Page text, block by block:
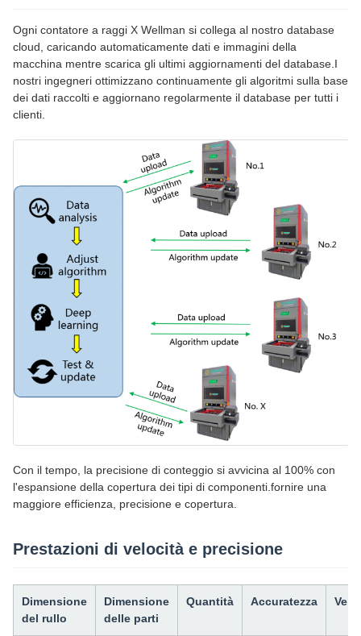
Ogni contatore a raggi X Wellman si collega al nostro database
cloud, caricando automaticamente dati e immagini della
macchina mentre scarica gli ultimi aggiornamenti del database.I
nostri ingegneri ottimizzano continuamente gli algoritmi sulla base
dei dati raccolti e aggiornano regolarmente il database per tutti i
clienti.
Con il tempo, la precisione di conteggio si avvicina al 100% con
l'espansione della copertura dei tipi di componenti.fornire una
maggiore efficienza, precisione e copertura.
Prestazioni di velocità e precisione
Dimensione
del rullo
Dimensione
delle parti
Quantità Accuratezza